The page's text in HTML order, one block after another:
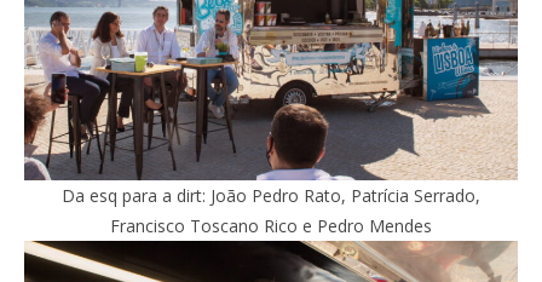
Da esq para a dirt: João Pedro Rato, Patrícia Serrado,
Francisco Toscano Rico e Pedro Mendes